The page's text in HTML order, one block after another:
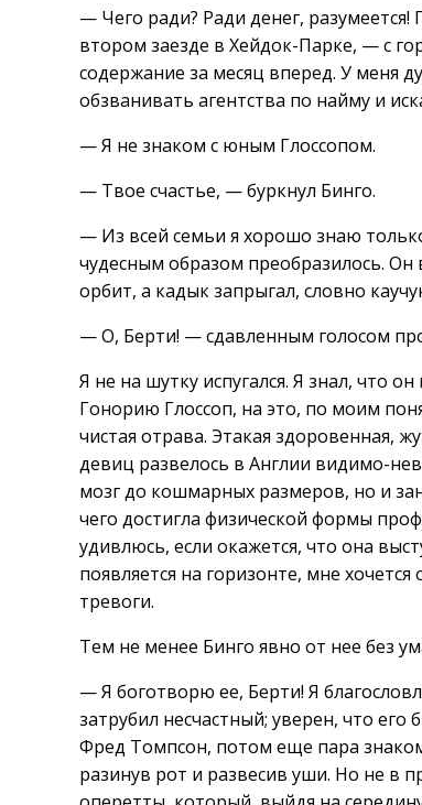
— Чего ради? Ради денег,
втором заезде в Хейдок-Парке, — с
содержание за месяц вперед. У меня
обзванивать агентства по найму и
— Я не знаком с юным Глоссопом.
— Твое счастье, — буркнул Бинго.
— Из всей семьи я хорошо знаю
чудесным образом преобразилось. Он
орбит, а кадык запрыгал, словно
— О, Берти! — сдавленным голосом
Я не на шутку испугался. Я знал, что
Гонорию Глоссоп, на это, по моим
чистая отрава. Этакая здоровенная,
девиц развелось в Англии видимо-
мозг до кошмарных размеров, но и
чего достигла физической формы
удивлюсь, если окажется, что она
появляется на горизонте, мне
тревоги.
Тем не менее Бинго явно от нее без
— Я боготворю ее, Берти! Я
затрубил несчастный; уверен, что
Фред Томпсон, потом еще пара
разинув рот и развесив уши. Но не в